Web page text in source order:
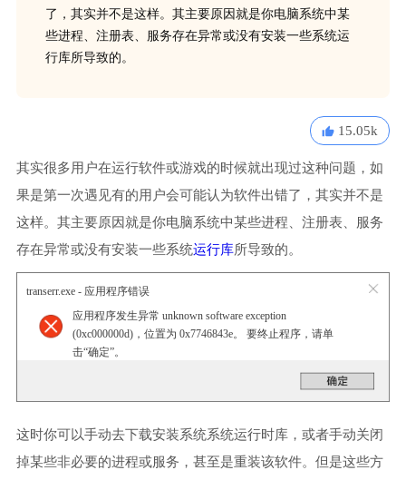
了，其实并不是这样。其主要原因就是你电脑系统中某
些进程、注册表、服务存在异常或没有安装一些系统运
行库所导致的。
15.05k
其实很多用户在运行软件或游戏的时候就出现过这种问题，如
果是第一次遇见有的用户会可能认为软件出错了，其实并不是
这样。其主要原因就是你电脑系统中某些进程、注册表、服务
存在异常或没有安装一些系统运行库所导致的。
transerr.exe - 应用程序错误
应用程序发生异常 unknown software exception
(0xc000000d)，位置为 0x7746843e。 要终止程序，请单
击“确定”。
这时你可以手动去下载安装系统系统运行时库，或者手动关闭
掉某些非必要的进程或服务，甚至是重装该软件。但是这些方